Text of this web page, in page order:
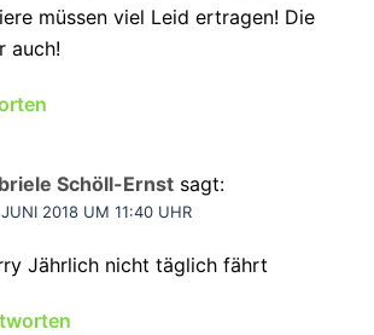
müssen viel Leid ertragen! Die
auch!
Schöll-Ernst sagt:
2018 UM 11:40 UHR
Jährlich nicht täglich fährt